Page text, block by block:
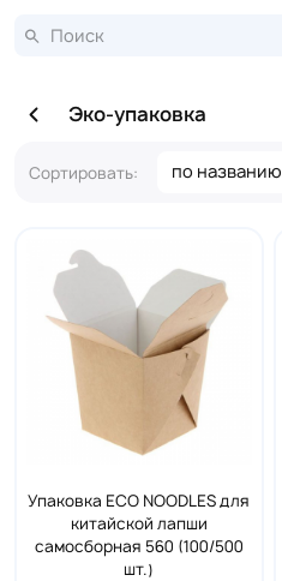
Эко-упаковка
Сортировать: по названию
Упаковка ECO NOODLES для
китайской лапши
самосборная 560 (100/500
шт.)